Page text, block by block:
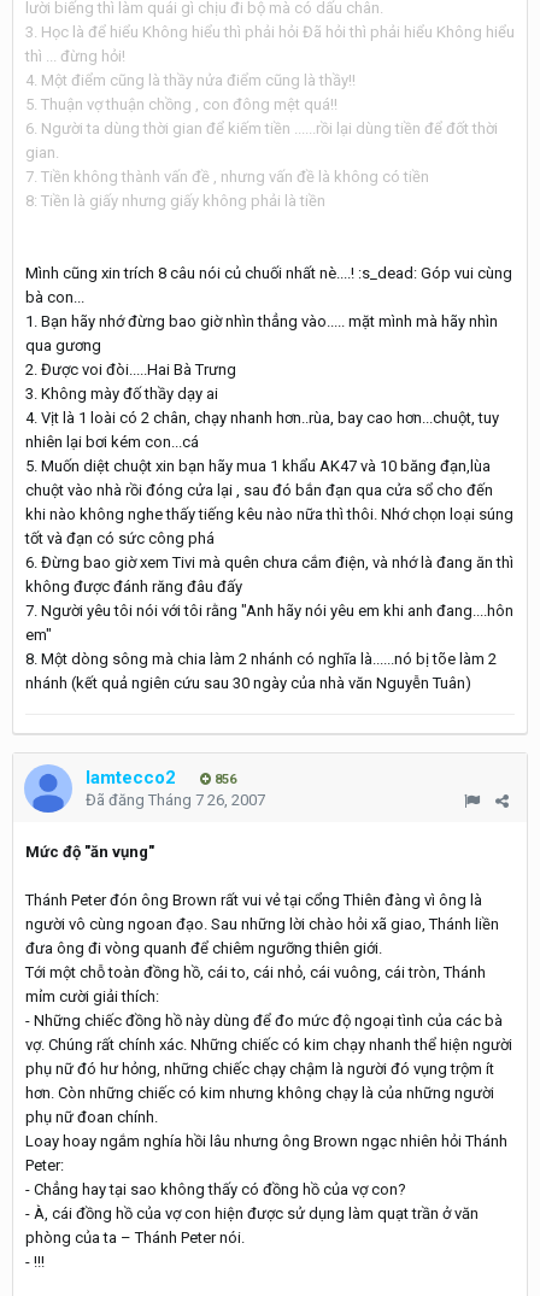
lười biếng thì làm quái gì chịu đi bộ mà có dấu chân.
3. Học là để hiểu Không hiểu thì phải hỏi Đã hỏi thì phải hiểu Không hiểu
thì ... đừng hỏi!
4. Một điểm cũng là thầy nửa điểm cũng là thầy!!
5. Thuận vợ thuận chồng , con đông mệt quá!!
6. Người ta dùng thời gian để kiếm tiền ......rồi lại dùng tiền để đốt thời
gian.
7. Tiền không thành vấn đề , nhưng vấn đề là không có tiền
8: Tiền là giấy nhưng giấy không phải là tiền
Mình cũng xin trích 8 câu nói củ chuối nhất nè....! :s_dead: Góp vui cùng
bà con...
1. Bạn hãy nhớ đừng bao giờ nhìn thẳng vào..... mặt mình mà hãy nhìn
qua gương
2. Được voi đòi.....Hai Bà Trưng
3. Không mày đố thầy dạy ai
4. Vịt là 1 loài có 2 chân, chạy nhanh hơn..rùa, bay cao hơn...chuột, tuy
nhiên lại bơi kém con...cá
5. Muốn diệt chuột xin bạn hãy mua 1 khẩu AK47 và 10 băng đạn,lùa
chuột vào nhà rồi đóng cửa lại , sau đó bắn đạn qua cửa sổ cho đến
khi nào không nghe thấy tiếng kêu nào nữa thì thôi. Nhớ chọn loại súng
tốt và đạn có sức công phá
6. Đừng bao giờ xem Tivi mà quên chưa cắm điện, và nhớ là đang ăn thì
không được đánh răng đâu đấy
7. Người yêu tôi nói với tôi rằng "Anh hãy nói yêu em khi anh đang....hôn
em"
8. Một dòng sông mà chia làm 2 nhánh có nghĩa là......nó bị tõe làm 2
nhánh (kết quả ngiên cứu sau 30 ngày của nhà văn Nguyễn Tuân)
lamtecco2 856
Đã đăng Tháng 7 26, 2007
Mức độ "ăn vụng"
Thánh Peter đón ông Brown rất vui vẻ tại cổng Thiên đàng vì ông là
người vô cùng ngoan đạo. Sau những lời chào hỏi xã giao, Thánh liền
đưa ông đi vòng quanh để chiêm ngưỡng thiên giới.
Tới một chỗ toàn đồng hồ, cái to, cái nhỏ, cái vuông, cái tròn, Thánh
mỉm cười giải thích:
- Những chiếc đồng hồ này dùng để đo mức độ ngoại tình của các bà
vợ. Chúng rất chính xác. Những chiếc có kim chạy nhanh thể hiện người
phụ nữ đó hư hỏng, những chiếc chạy chậm là người đó vụng trộm ít
hơn. Còn những chiếc có kim nhưng không chạy là của những người
phụ nữ đoan chính.
Loay hoay ngắm nghía hồi lâu nhưng ông Brown ngạc nhiên hỏi Thánh
Peter:
- Chẳng hay tại sao không thấy có đồng hồ của vợ con?
- À, cái đồng hồ của vợ con hiện được sử dụng làm quạt trần ở văn
phòng của ta – Thánh Peter nói.
- !!!